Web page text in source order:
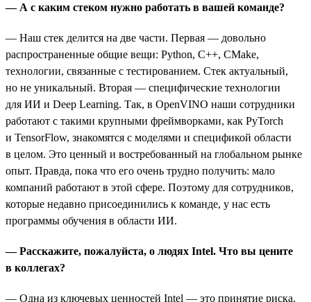
— А с каким стеком нужно работать в вашей команде?
— Наш стек делится на две части. Первая — довольно
распространенные общие вещи: Python, C++, CMake,
технологии, связанные с тестированием. Стек актуальный,
но не уникальный. Вторая — специфические технологии
для ИИ и Deep Learning. Так, в OpenVINO наши сотрудники
работают с такими крупными фреймворками, как PyTorch
и TensorFlow, знакомятся с моделями и спецификой области
в целом. Это ценный и востребованный на глобальном рынке
опыт. Правда, пока что его очень трудно получить: мало
компаний работают в этой сфере. Поэтому для сотрудников,
которые недавно присоединились к команде, у нас есть
программы обучения в области ИИ.
— Расскажите, пожалуйста, о людях Intel. Что вы цените
в коллегах?
— Одна из ключевых ценностей Intel — это принятие риска.